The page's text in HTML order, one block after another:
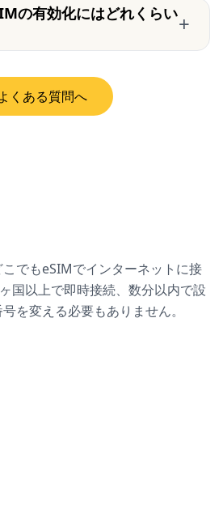
の有効化にはどれくらい+
くある質問へ
でもeSIMでインターネットに接
国以上で即時接続、数分以内で設
を変える必要もありません。